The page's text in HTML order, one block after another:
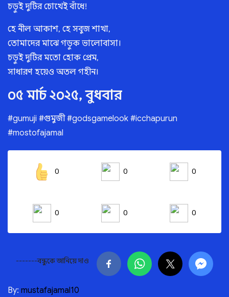
চড়ুই দুটির চোখেই বাঁধে!
হে নীল আকাশ, হে সবুজ শাখা,
তোমাদের মাঝে গড়ুক ভালোবাসা।
চড়ুই দুটির মতো হোক প্রেম,
সাধারণ হয়েও অতল গহীন।
০৫ মার্চ ২০২৫, বুধবার
#gumuji #গুমুজী #godsgamelook #icchapurun
#mostofajamal
0 0 0
0 0 0
-------বন্ধুকে জানিয়ে দাও
By: mustafajamal10